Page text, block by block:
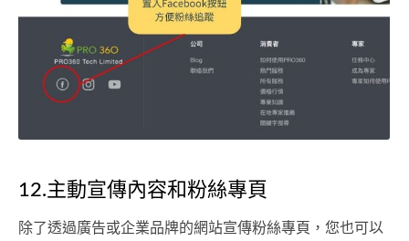
12.主動宣傳內容和粉絲專頁
除了透過廣告或企業品牌的網站宣傳粉絲專頁，您也可以